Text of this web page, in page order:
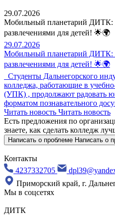
29.07.2026
Мобильный планетарий ДИТК:
развлечениями для детей! 🌟🌍
29.07.2026
Мобильный планетарий ДИТК:
развлечениями для детей! 🌟🌍
Студенты Дальнегорского
колледжа, работающие в
(УПК) , продолжают радовать
форматом познавательного
Читать новость Читать новость
Есть предложения по
знаете, как сделать колледж
Написать о проблеме Написать о
Контакты
4237332705
Приморский край, г.
Мы в соцсетях
ДИТК